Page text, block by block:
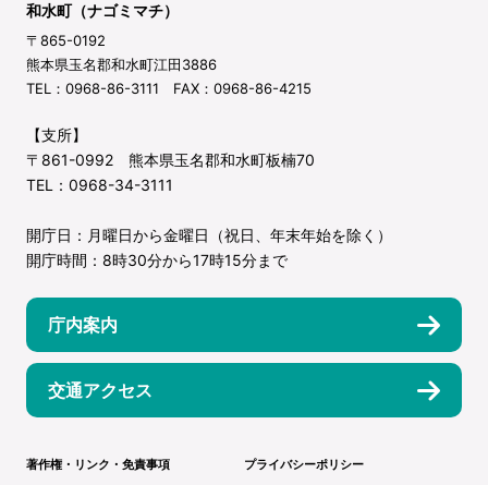
和水町（ナゴミマチ）
〒865-0192
熊本県玉名郡和水町江田3886
TEL：0968-86-3111 FAX：0968-86-4215
【支所】
〒861-0992 熊本県玉名郡和水町板楠70
TEL：0968-34-3111
開庁日：月曜日から金曜日（祝日、年末年始を除く）
開庁時間：8時30分から17時15分まで
庁内案内
交通アクセス
著作権・リンク・免責事項 プライバシーポリシー